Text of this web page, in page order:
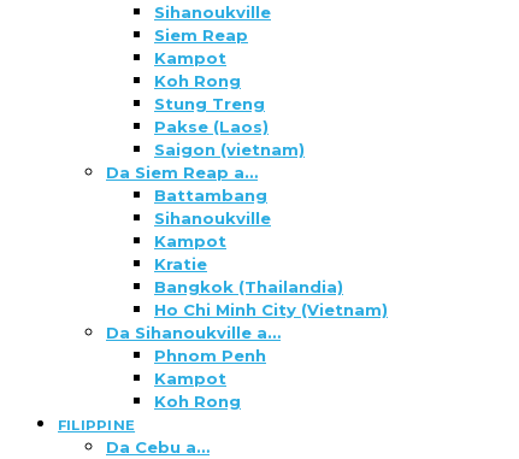
Sihanoukville
Siem Reap
Kampot
Koh Rong
Stung Treng
Pakse (Laos)
Saigon (vietnam)
Da Siem Reap a…
Battambang
Sihanoukville
Kampot
Kratie
Bangkok (Thailandia)
Ho Chi Minh City (Vietnam)
Da Sihanoukville a…
Phnom Penh
Kampot
Koh Rong
FILIPPINE
Da Cebu a…